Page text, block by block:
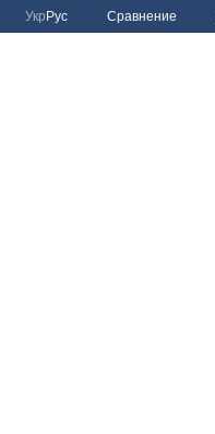
Укр Рус Сравнение